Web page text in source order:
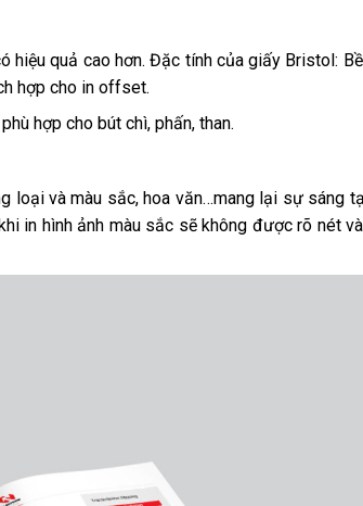
hiệu quả cao hơn. Đặc tính của giấy Bristol:
hợp cho in offset.
hợp cho bút chì, phấn, than.
loại và màu sắc, hoa văn…mang lại sự sáng
in hình ảnh màu sắc sẽ không được rõ nét